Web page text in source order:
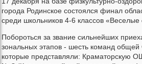
города Родинское состоялся финал
среди школьников 4-6 классов «Веселые
Побороться за звание сильнейших
зональных этапов - шесть команд общей
которые представляли: